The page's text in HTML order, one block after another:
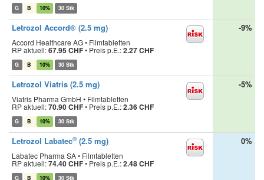
G B 10% 30 Stk
Letrozol Accord® (2.5 mg)
Accord Healthcare AG • Filmtabletten
RP aktuell:67.95 CHF• Preis p.E.:2.27 CHF
G B 10% 30 Stk
-9%
Letrozol Viatris (2.5 mg)
Viatris Pharma GmbH • Filmtabletten
RP aktuell:70.90 CHF• Preis p.E.:2.36 CHF
G B 10% 30 Stk
-5%
Letrozol Labatec® (2.5 mg)
Labatec Pharma SA • Filmtabletten
RP aktuell:74.40 CHF• Preis p.E.:2.48 CHF
G B 10% 30 Stk
0%